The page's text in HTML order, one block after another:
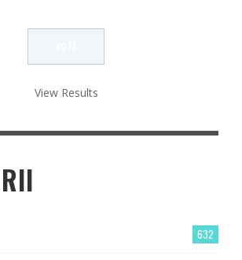
View Results
632